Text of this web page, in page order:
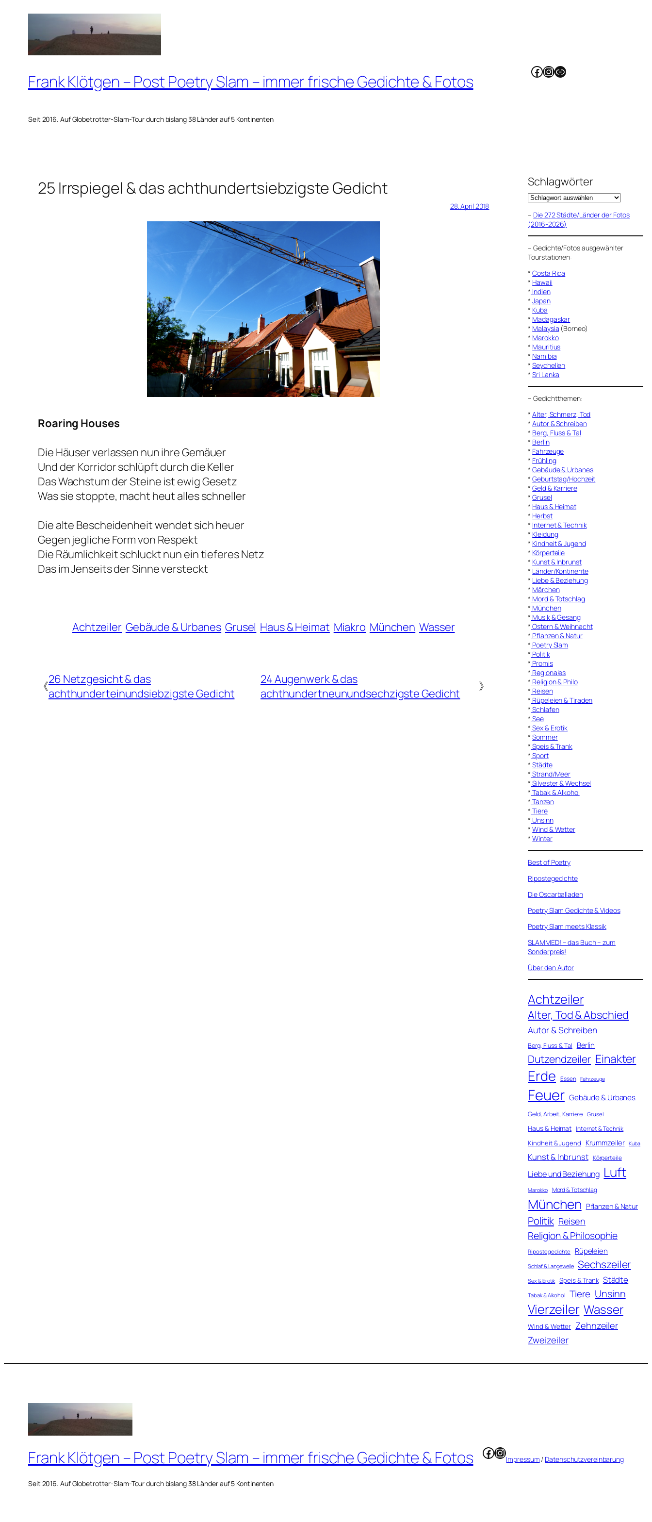
springen
Frank Klötgen – Post Poetry Slam – immer frische Gedichte & Fotos
Seit 2016. Auf Globetrotter-Slam-Tour durch bislang 38 Länder auf 5 Kontinenten
Facebook
Instagram
Link
25 Irrspiegel & das achthundertsiebzigste Gedicht
28. April 2018
Roaring Houses
Die Häuser verlassen nun ihre Gemäuer
Und der Korridor schlüpft durch die Keller
Das Wachstum der Steine ist ewig Gesetz
Was sie stoppte, macht heut alles schneller
Die alte Bescheidenheit wendet sich heuer
Gegen jegliche Form von Respekt
Die Räumlichkeit schluckt nun ein tieferes Netz
Das im Jenseits der Sinne versteckt
Achtzeiler Gebäude & Urbanes Grusel Haus & Heimat Miakro München Wasser
《26 Netzgesicht & das
achthunderteinundsiebzigste Gedicht
24 Augenwerk & das
achthundertneunundsechzigste Gedicht
》
Schlagwörter
– Die 272 Städte/Länder der Fotos
(2016-2026)
–Gedichte/Fotos ausgewählter
Tourstationen:
*Costa Rica
* Hawaii
* Indien
*Japan
* Kuba
* Madagaskar
* Malaysia (Borneo)
* Marokko
* Mauritius
* Namibia
*Seychellen
*Sri Lanka
–Gedichtthemen:
*Alter, Schmerz, Tod
*Autor & Schreiben
* Berg, Fluss & Tal
* Berlin
* Fahrzeuge
* Frühling
*Gebäude & Urbanes
*Geburtstag/Hochzeit
*Geld & Karriere
*Grusel
* Haus & Heimat
* Herbst
* Internet & Technik
* Kleidung
* Kindheit & Jugend
* Körperteile
* Kunst & Inbrunst
* Länder/Kontinente
* Liebe & Beziehung
* Märchen
* Mord & Totschlag
* München
* Musik & Gesang
* Ostern & Weihnacht
* Pflanzen & Natur
* Poetry Slam
* Politik
* Promis
* Regionales
* Religion & Philo
* Reisen
* Rüpeleien & Tiraden
* Schlafen
* See
* Sex & Erotik
*Sommer
* Speis & Trank
* Sport
*Städte
* Strand/Meer
* Silvester & Wechsel
* Tabak & Alkohol
* Tanzen
* Tiere
* Unsinn
*Wind & Wetter
*Winter
Best of Poetry
Ripostegedichte
Die Oscarballaden
Poetry Slam Gedichte & Videos
Poetry Slam meets Klassik
SLAMMED! – das Buch – zum
Sonderpreis!
Über den Autor
Achtzeiler
Alter, Tod & Abschied
Autor & Schreiben
Berg, Fluss & Tal Berlin
Dutzendzeiler Einakter
Erde Essen Fahrzeuge
Feuer Gebäude & Urbanes
Geld, Arbeit, Karriere Grusel
Haus & Heimat Internet & Technik
Kindheit & Jugend Krummzeiler Kuba
Kunst & Inbrunst Körperteile
Liebe und Beziehung Luft
Marokko Mord & Totschlag
München Pflanzen & Natur
Politik Reisen
Religion & Philosophie
Ripostegedichte Rüpeleien
Schlaf & Langeweile Sechszeiler
Sex & Erotik Speis & Trank Städte
Tabak & Alkohol Tiere Unsinn
Vierzeiler Wasser
Wind & Wetter Zehnzeiler
Zweizeiler
Frank Klötgen – Post Poetry Slam – immer frische Gedichte & Fotos
Seit 2016. Auf Globetrotter-Slam-Tour durch bislang 38 Länder auf 5 Kontinenten
Facebook
Instagram
Impressum / Datenschutzvereinbarung